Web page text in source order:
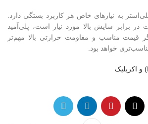
به نیازهای خاص هر کاربرد بستگی دارد.
در برابر سایش بالا مورد نیاز است، پلی‌آمید
قیمت مناسب و مقاومت حرارتی بالا مهم‌تر
خواهد بود.